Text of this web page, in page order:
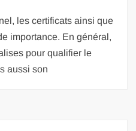
les certificats ainsi que
importance. En général,
pour qualifier le
aussi son